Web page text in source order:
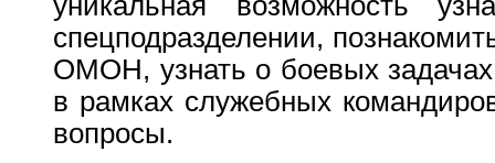
спецподразделении,
ОМОН, узнать о боевых
в рамках служебных
вопросы.